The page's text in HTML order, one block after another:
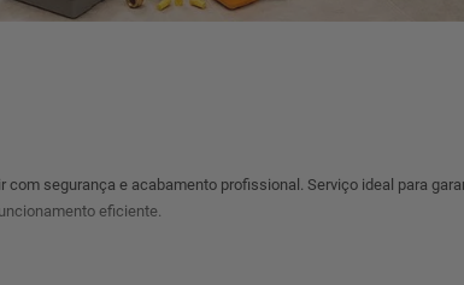
com segurança e acabamento profissional. Serviço ideal para
eficiente.